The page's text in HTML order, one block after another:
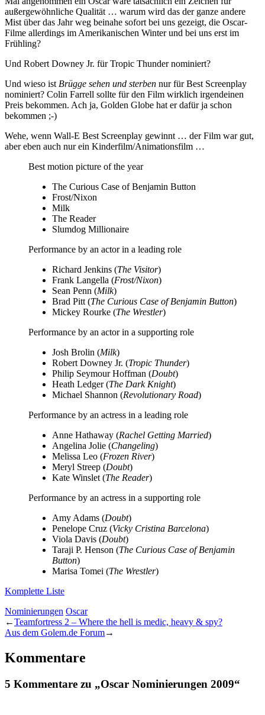
außergewöhnliche Qualität … warum wird das der ganze andere
Mist über das Jahr weg beinahe sofort bei uns gezeigt, die Oscar-
Filme allerdings im Amerikanischen Winter und bei uns erst im
Frühling?
Und Robert Downey Jr. für Tropic Thunder nominiert?
Und wieso ist Brügge sehen und sterben nur für Best Screenplay
nominiert? Colin Farrell sollte für den Film wirklich irgendeinen
Preis bekommen. Ach ja, Golden Globe hat er dafür ja schon
bekommen ;-)
Wehe, wenn Wall-E Best Screenplay gewinnt … der Film war gut,
aber eben auch nur ein Kinderfilm/Animationsfilm …
Best motion picture of the year
The Curious Case of Benjamin Button
Frost/Nixon
Milk
The Reader
Slumdog Millionaire
Performance by an actor in a leading role
Richard Jenkins (The Visitor)
Frank Langella (Frost/Nixon)
Sean Penn (Milk)
Brad Pitt (The Curious Case of Benjamin Button)
Mickey Rourke (The Wrestler)
Performance by an actor in a supporting role
Josh Brolin (Milk)
Robert Downey Jr. (Tropic Thunder)
Philip Seymour Hoffman (Doubt)
Heath Ledger (The Dark Knight)
Michael Shannon (Revolutionary Road)
Performance by an actress in a leading role
Anne Hathaway (Rachel Getting Married)
Angelina Jolie (Changeling)
Melissa Leo (Frozen River)
Meryl Streep (Doubt)
Kate Winslet (The Reader)
Performance by an actress in a supporting role
Amy Adams (Doubt)
Penelope Cruz (Vicky Cristina Barcelona)
Viola Davis (Doubt)
Taraji P. Henson (The Curious Case of Benjamin
Button)
Marisa Tomei (The Wrestler)
Komplette Liste
Nominierungen Oscar
←Teamfortress 2 – Where the hell is medic, heavy & spy?
Aus dem Golem.de Forum→
Kommentare
5 Kommentare zu „Oscar Nominierungen 2009“